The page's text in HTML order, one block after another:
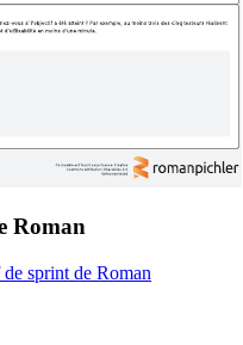
Roman
sprint de Roman